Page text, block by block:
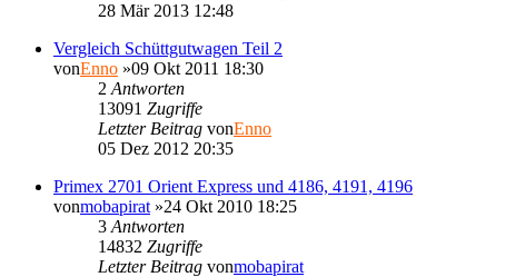
28 Mär 2013 12:48
Vergleich Schüttgutwagen Teil 2
vonEnno »09 Okt 2011 18:30
2 Antworten
13091 Zugriffe
Letzter Beitrag vonEnno
05 Dez 2012 20:35
Primex 2701 Orient Express und 4186, 4191, 4196
vonmobapirat »24 Okt 2010 18:25
3 Antworten
14832 Zugriffe
Letzter Beitrag vonmobapirat